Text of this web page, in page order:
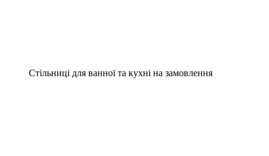
Стільниці для ванної та кухні на замовлення